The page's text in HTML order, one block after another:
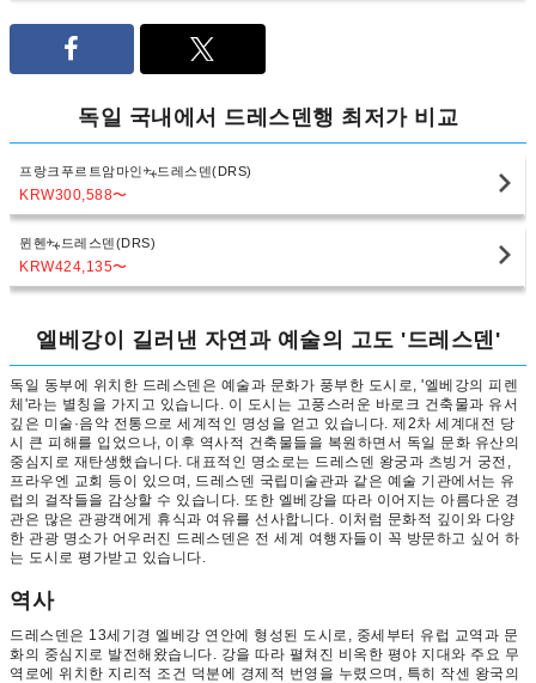
독일 국내에서 드레스덴행 최저가 비교
프랑크푸르트암마인 드레스덴(DRS)
KRW300,588〜
뮌헨 드레스덴(DRS)
KRW424,135〜
엘베강이 길러낸 자연과 예술의 고도 '드레스덴'
독일 동부에 위치한 드레스덴은 예술과 문화가 풍부한 도시로, '엘베강의 피렌
체'라는 별칭을 가지고 있습니다. 이 도시는 고풍스러운 바로크 건축물과 유서
깊은 미술·음악 전통으로 세계적인 명성을 얻고 있습니다. 제2차 세계대전 당
시 큰 피해를 입었으나, 이후 역사적 건축물들을 복원하면서 독일 문화 유산의
중심지로 재탄생했습니다. 대표적인 명소로는 드레스덴 왕궁과 츠빙거 궁전,
프라우엔 교회 등이 있으며, 드레스덴 국립미술관과 같은 예술 기관에서는 유
럽의 걸작들을 감상할 수 있습니다. 또한 엘베강을 따라 이어지는 아름다운 경
관은 많은 관광객에게 휴식과 여유를 선사합니다. 이처럼 문화적 깊이와 다양
한 관광 명소가 어우러진 드레스덴은 전 세계 여행자들이 꼭 방문하고 싶어 하
는 도시로 평가받고 있습니다.
역사
드레스덴은 13세기경 엘베강 연안에 형성된 도시로, 중세부터 유럽 교역과 문
화의 중심지로 발전해왔습니다. 강을 따라 펼쳐진 비옥한 평야 지대와 주요 무
역로에 위치한 지리적 조건 덕분에 경제적 번영을 누렸으며, 특히 작센 왕국의